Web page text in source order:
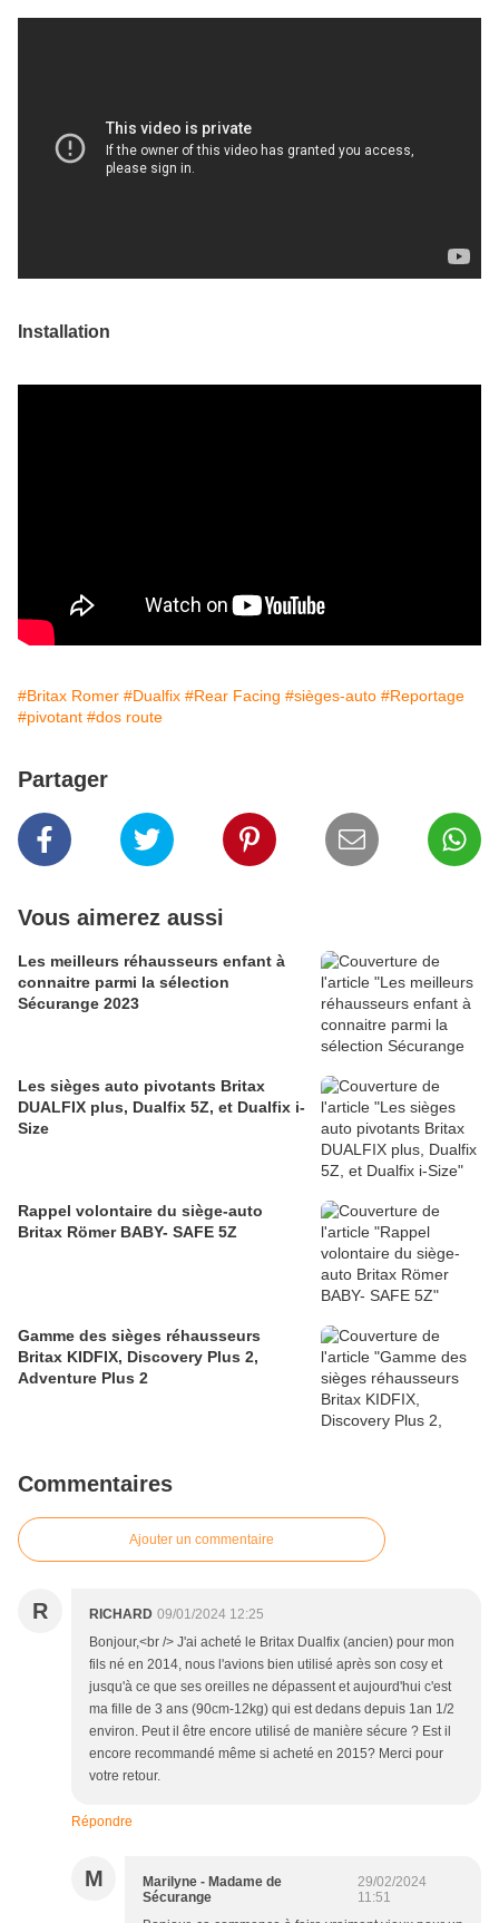
Installation
#Britax Romer #Dualfix #Rear Facing #sièges-auto #Reportage
#pivotant #dos route
Partager
Vous aimerez aussi
Les meilleurs réhausseurs enfant à
connaitre parmi la sélection
Sécurange 2023
Les sièges auto pivotants Britax
DUALFIX plus, Dualfix 5Z, et Dualfix i-
Size
Rappel volontaire du siège-auto
Britax Römer BABY- SAFE 5Z
Gamme des sièges réhausseurs
Britax KIDFIX, Discovery Plus 2,
Adventure Plus 2
Commentaires
Ajouter un commentaire
R RICHARD 09/01/2024 12:25
Bonjour,<br /> J'ai acheté le Britax Dualfix (ancien) pour mon
fils né en 2014, nous l'avions bien utilisé après son cosy et
jusqu'à ce que ses oreilles ne dépassent et aujourd'hui c'est
ma fille de 3 ans (90cm-12kg) qui est dedans depuis 1an 1/2
environ. Peut il être encore utilisé de manière sécure ? Est il
encore recommandé même si acheté en 2015? Merci pour
votre retour.
Répondre
M
Marilyne - Madame de
Sécurange
29/02/2024
11:51